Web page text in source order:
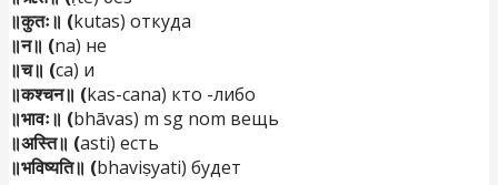
॥कुतः॥ (kutas) откуда
॥न॥ (na) не
॥च॥ (ca) и
॥कश्चन॥ (kas-cana) кто -либо
॥भावः॥ (bhāvas) m sg nom вещь
॥अस्ति॥ (asti) есть
॥भविष्यति॥ (bhaviṣyati) будет